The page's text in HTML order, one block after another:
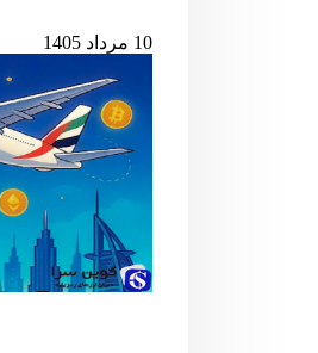
10 مرداد 1405